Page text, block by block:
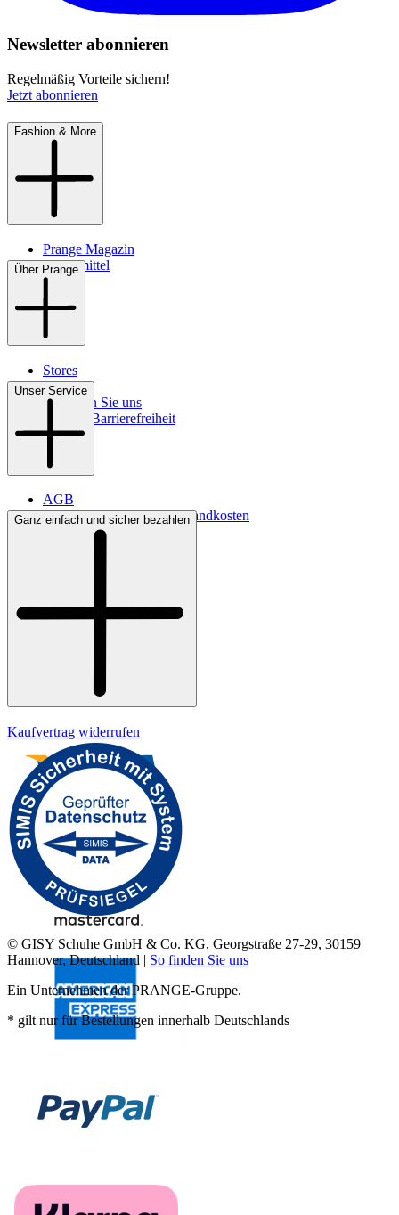
Newsletter abonnieren
Regelmäßig Vorteile sichern!
Jetzt abonnieren
Fashion & More
Prange Magazin
Pflegemittel
Über Prange
Stores
Kontakt
So finden Sie uns
Digitale Barrierefreiheit
Unser Service
AGB
Lieferbedingungen & Versandkosten
Bezahlung
Ganz einfach und sicher bezahlen
Kaufvertrag widerrufen
© GISY Schuhe GmbH & Co. KG, Georgstraße 27-29, 30159
Hannover, Deutschland | So finden Sie uns
Ein Unternehmen der PRANGE-Gruppe.
* gilt nur für Bestellungen innerhalb Deutschlands